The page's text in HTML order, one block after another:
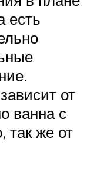
есть
от
ванна с
так же от